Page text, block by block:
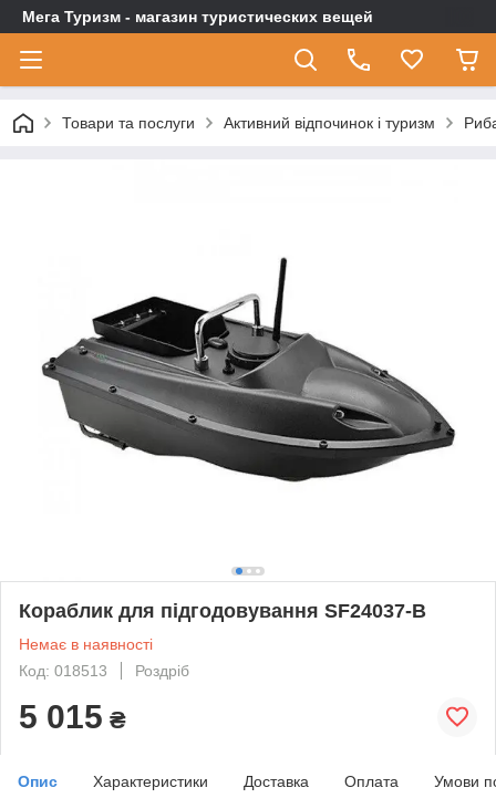
Мега Туризм - магазин туристических вещей
Товари та послуги Активний відпочинок і туризм
Кораблик для підгодовування SF24037-B
Немає в наявності
Код: 018513
Роздріб
5 015 ₴
Опис Характеристики Доставка Оплата Умови